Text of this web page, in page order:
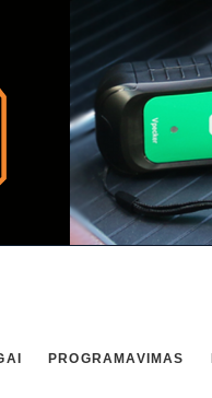
PROGRAMAVIMAS